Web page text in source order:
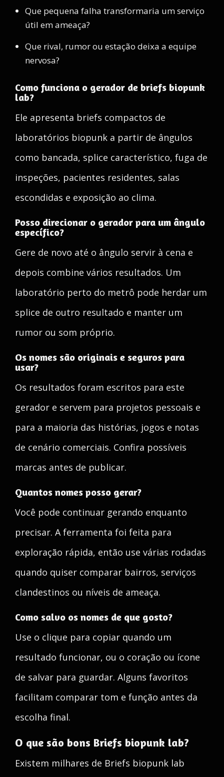
Que pequena falha transformaria um serviço
útil em ameaça?
Que rival, rumor ou estação deixa a equipe
nervosa?
Como funciona o gerador de briefs biopunk
lab?
Ele apresenta briefs compactos de
laboratórios biopunk a partir de ângulos
como bancada, splice característico, fuga de
inspeções, pacientes residentes, salas
escondidas e exposição ao clima.
Posso direcionar o gerador para um ângulo
específico?
Gere de novo até o ângulo servir à cena e
depois combine vários resultados. Um
laboratório perto do metrô pode herdar um
splice de outro resultado e manter um
rumor ou som próprio.
Os nomes são originais e seguros para
usar?
Os resultados foram escritos para este
gerador e servem para projetos pessoais e
para a maioria das histórias, jogos e notas
de cenário comerciais. Confira possíveis
marcas antes de publicar.
Quantos nomes posso gerar?
Você pode continuar gerando enquanto
precisar. A ferramenta foi feita para
exploração rápida, então use várias rodadas
quando quiser comparar bairros, serviços
clandestinos ou níveis de ameaça.
Como salvo os nomes de que gosto?
Use o clique para copiar quando um
resultado funcionar, ou o coração ou ícone
de salvar para guardar. Alguns favoritos
facilitam comparar tom e função antes da
escolha final.
O que são bons Briefs biopunk lab?
Existem milhares de Briefs biopunk lab